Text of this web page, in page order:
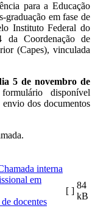
para a Educação
graduação em fase de
Instituto Federal do
Coordenação de
(Capes), vinculada
5 de novembro de
disponível
envio dos documentos
docentes
[ ]
84
kB